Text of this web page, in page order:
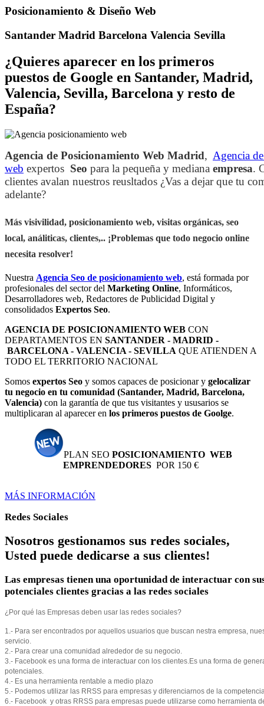
Posicionamiento & Diseño Web
Santander Madrid Barcelona Valencia Sevilla
¿Quieres aparecer en los primeros
puestos de Google en Santander, Madrid,
Valencia, Sevilla, Barcelona y resto de
España?
Agencia de Posicionamiento Web Madrid, Agencia
web expertos Seo para la pequeña y mediana empresa.
clientes avalan nuestros reusltados ¿Vas a dejar que tu
adelante?
Más visivilidad, posicionamiento web, visitas orgánicas, seo
local, análiticas, clientes,.. ¡Problemas que todo negocio online
necesita resolver!
Nuestra Agencia Seo de posicionamiento web, está formada por
profesionales del sector del Marketing Online, Informáticos,
Desarrolladores web, Redactores de Publicidad Digital y
consolidados Expertos Seo.
AGENCIA DE POSICIONAMIENTO WEB CON
DEPARTAMENTOS EN SANTANDER - MADRID -
BARCELONA - VALENCIA - SEVILLA QUE ATIENDEN A
TODO EL TERRITORIO NACIONAL
Somos expertos Seo y somos capaces de posicionar y gelocalizar
tu negocio en tu comunidad (Santander, Madrid, Barcelona,
Valencia) con la garantía de que tus visitantes y ususarios se
multiplicaran al aparecer en los primeros puestos de Goolge.
PLAN SEO POSICIONAMIENTO WEB
EMPRENDEDORES POR 150 €
MÁS INFORMACIÓN
Redes Sociales
Nosotros gestionamos sus redes sociales,
Usted puede dedicarse a sus clientes!
Las empresas tienen una oportunidad de interactuar con
potenciales clientes gracias a las redes sociales
¿Por qué las Empresas deben usar las redes sociales?
1.- Para ser encontrados por aquellos usuarios que buscan nestra empresa,
servicio.
2.- Para crear una comunidad alrededor de su negocio.
3.- Facebook es una forma de interactuar con los clientes.Es una forma de
potenciales.
4.- Es una herramienta rentable a medio plazo
5.- Podemos utilizar las RRSS para empresas y diferenciarnos de la
6.- Facebook y otras RRSS para empresas puede utilizarse como herramienta